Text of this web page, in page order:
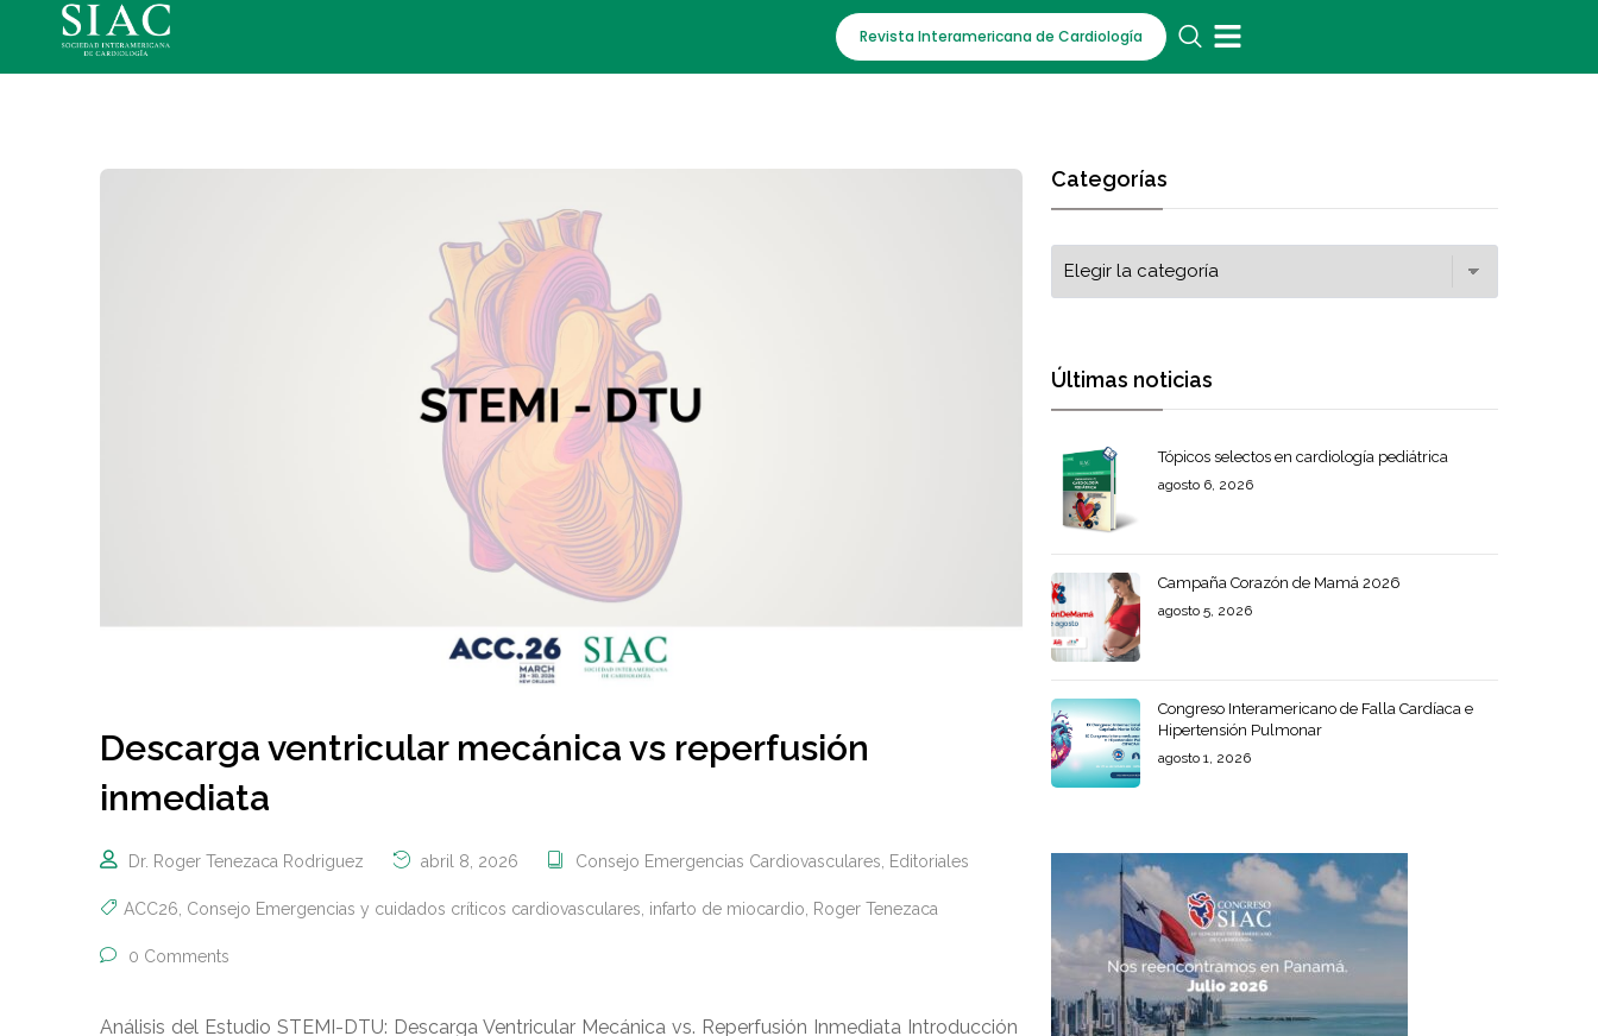
Revista Interamericana de Cardiología
Descarga ventricular mecánica vs reperfusión
inmediata
Dr. Roger Tenezaca Rodriguez abril 8, 2026 Consejo Emergencias Cardiovasculares Editoriales
ACC26 Consejo Emergencias y cuidados críticos cardiovasculares infarto de miocardio Roger Tenezaca
0 Comments
Análisis del Estudio STEMI-DTU: Descarga Ventricular Mecánica vs. Reperfusión Inmediata Introducción
Categorías
Últimas noticias
Tópicos selectos en cardiología pediátrica
agosto 6, 2026
Campaña Corazón de Mamá 2026
agosto 5, 2026
Congreso Interamericano de Falla Cardíaca e
Hipertensión Pulmonar
agosto 1, 2026